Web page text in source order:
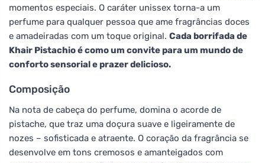
momentos especiais. O caráter unissex torna-a um
perfume para qualquer pessoa que ame fragrâncias doces
e amadeiradas com um toque original. Cada borrifada de
Khair Pistachio é como um convite para um mundo de
conforto sensorial e prazer delicioso.
Composição
Na nota de cabeça do perfume, domina o acorde de
pistache, que traz uma doçura suave e ligeiramente de
nozes – sofisticada e atraente. O coração da fragrância se
desenvolve em tons cremosos e amanteigados com